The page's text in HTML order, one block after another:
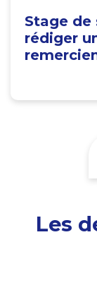
Stage de
rédiger
Les